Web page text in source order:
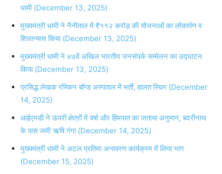
धामी (December 13, 2025)
मुख्यमंत्री धामी ने नैनीताल में ₹११२ करोड़ की योजनाओं का लोकार्पण व
शिलान्यास किया (December 13, 2025)
मुख्यमंत्री धामी ने ४७वें अखिल भारतीय जनसंपर्क सम्मेलन का उद्घाटन
किया (December 13, 2025)
प्रसिद्ध लेखक रस्किन बॉन्ड अस्पताल में भर्ती, हालत स्थिर (December
14, 2025)
आईएमडी ने ऊपरी क्षेत्रों में वर्षा और हिमपात का जताया अनुमान, बदरीनाथ
के पास जमी ऋषि गंगा (December 14, 2025)
मुख्यमंत्री धामी ने अटल प्रतिमा अनावरण कार्यक्रम में लिया भाग
(December 15, 2025)